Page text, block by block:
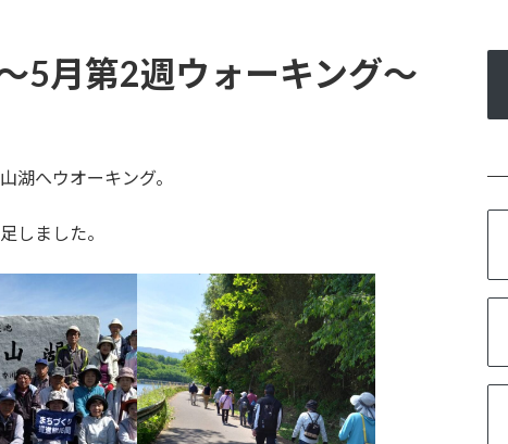
5月第2週ウォーキング～
湖へウオーキング。
しました。